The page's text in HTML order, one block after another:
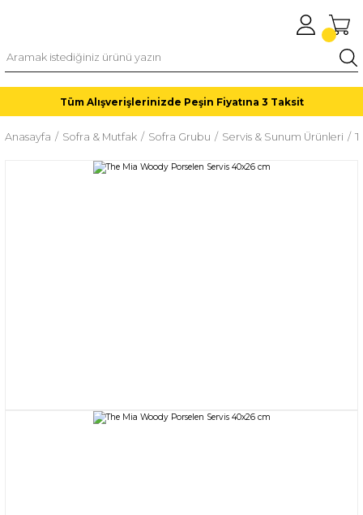
Tüm Alışverişlerinizde Peşin Fiyatına 3 Taksit
Anasayfa Sofra & Mutfak Sofra Grubu Servis & Sunum Ürünleri